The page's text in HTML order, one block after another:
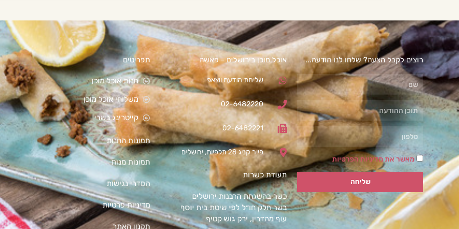
רוצים לקבל הצעה? שלחו לנו הודעה...
מאשר את מדיניות הפרטיות
שליחה
אוכל מוכן בירושלים - פאשה
שליחת הודעת ווצאפ
02-6482220
02-6482221
פייר קניג 28 תלפיות, ירושלים
תעודת כשרות
כשר בהשגחת הרבנות ירושלים
בשר חלק חו״ל לפי שיטת בית יוסף
עוף מהדרין, ירק גוש קטיף
תפריטים
חנות אוכל מוכן
משלוחי אוכל מוכן
קייטרינג בשרי
תמונות החנות
תמונות מנות
הסדרי נגישות
מדיניות פרטיות
תקנון האתר